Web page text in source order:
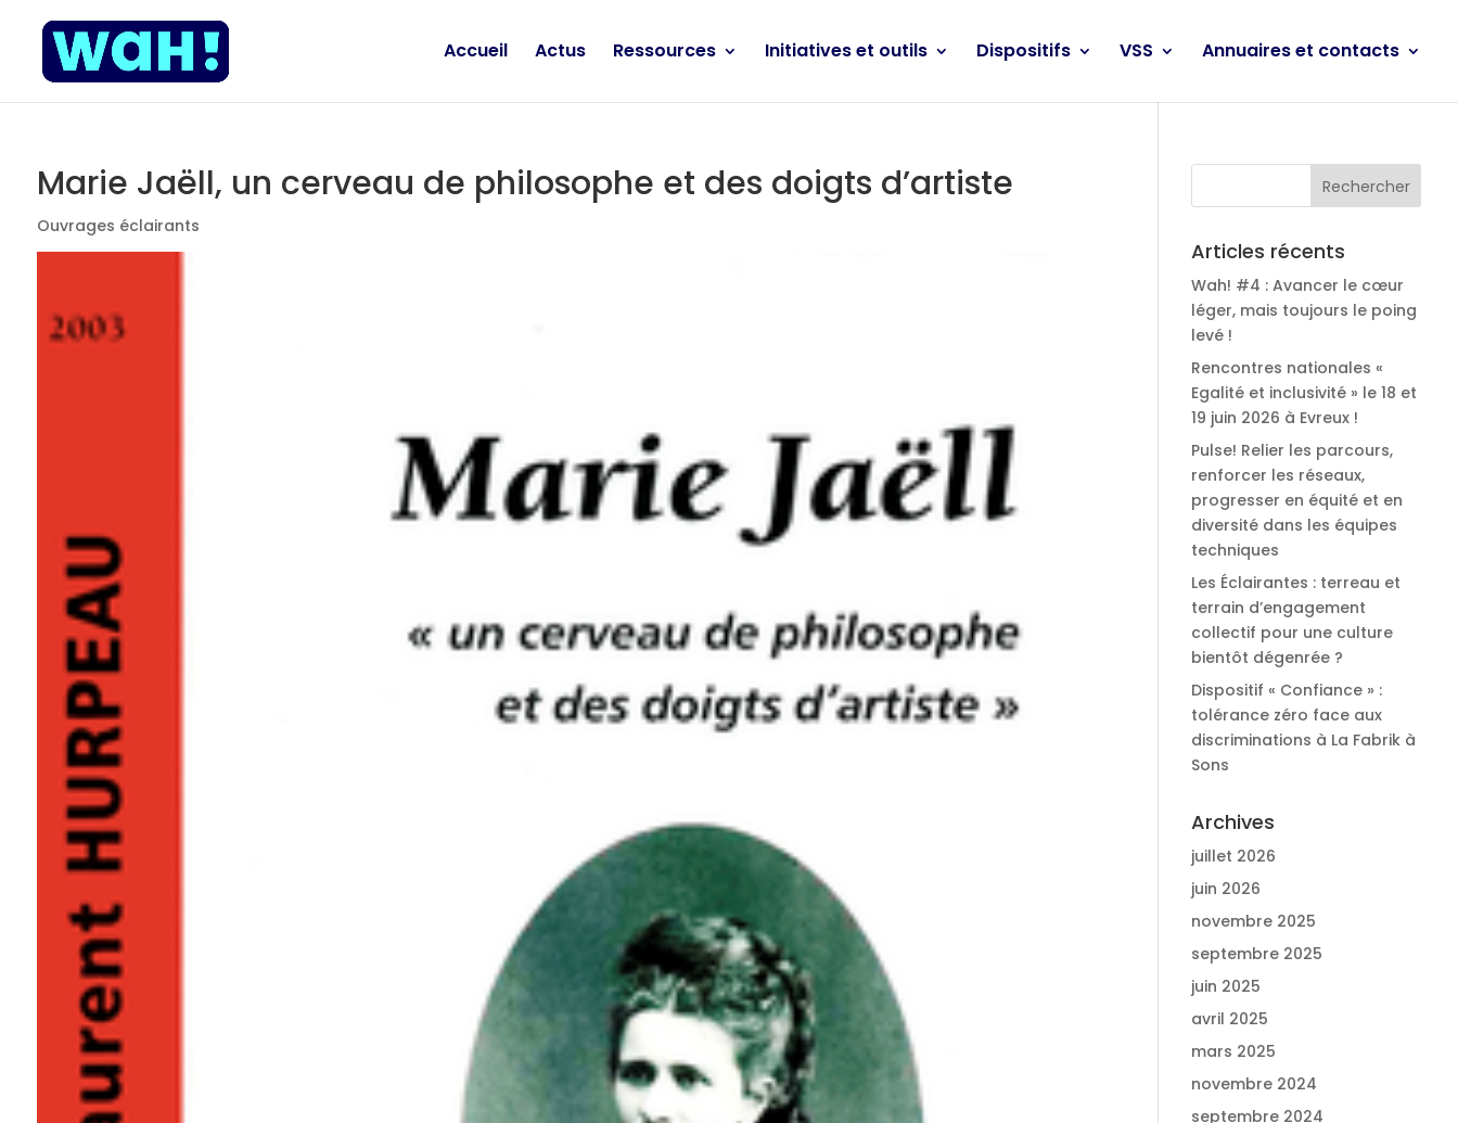
Accueil Actus Ressources Initiatives et outils Dispositifs VSS Annuaires et contacts
Marie Jaëll, un cerveau de philosophe et des doigts d’artiste
Ouvrages éclairants
Articles récents
Wah! #4 : Avancer le cœur
léger, mais toujours le poing
levé !
Rencontres nationales «
Egalité et inclusivité » le 18 et
19 juin 2026 à Evreux !
Pulse! Relier les parcours,
renforcer les réseaux,
progresser en équité et en
diversité dans les équipes
techniques
Les Éclairantes : terreau et
terrain d’engagement
collectif pour une culture
bientôt dégenrée ?
Dispositif « Confiance » :
tolérance zéro face aux
discriminations à La Fabrik à
Sons
Archives
juillet 2026
juin 2026
novembre 2025
septembre 2025
juin 2025
avril 2025
mars 2025
novembre 2024
septembre 2024